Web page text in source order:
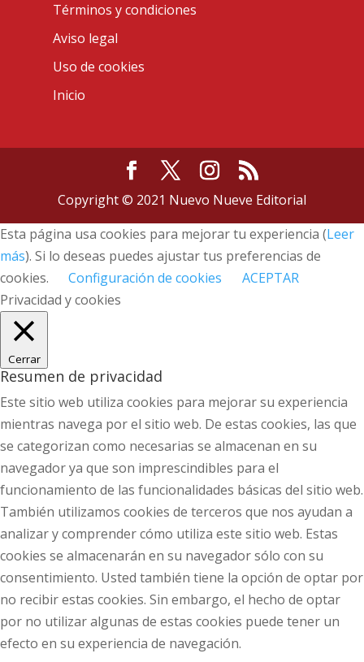
Términos y condiciones
Aviso legal
Uso de cookies
Inicio
Copyright © 2021 Nuevo Nueve Editorial
Esta página usa cookies para mejorar tu experiencia (Leer
más). Si lo deseas puedes ajustar tus preferencias de
cookies.
Configuración de cookies
ACEPTAR
Privacidad y cookies
Cerrar
Resumen de privacidad
Este sitio web utiliza cookies para mejorar su experiencia
mientras navega por el sitio web. De estas cookies, las que
se categorizan como necesarias se almacenan en su
navegador ya que son imprescindibles para el
funcionamiento de las funcionalidades básicas del sitio web.
También utilizamos cookies de terceros que nos ayudan a
analizar y comprender cómo utiliza este sitio web. Estas
cookies se almacenarán en su navegador sólo con su
consentimiento. Usted también tiene la opción de optar por
no recibir estas cookies. Sin embargo, el hecho de optar
por no utilizar algunas de estas cookies puede tener un
efecto en su experiencia de navegación.